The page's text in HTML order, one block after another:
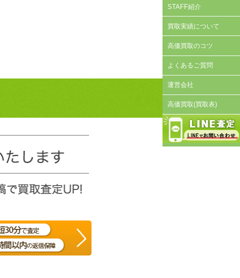
STAFF紹介
買取実績について
高価買取のコツ
よくあるご質問
運営会社
高価買取(買取表)